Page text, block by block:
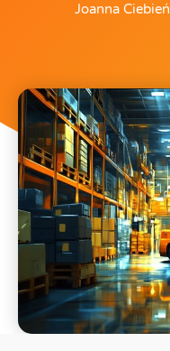
Joanna Ciebień